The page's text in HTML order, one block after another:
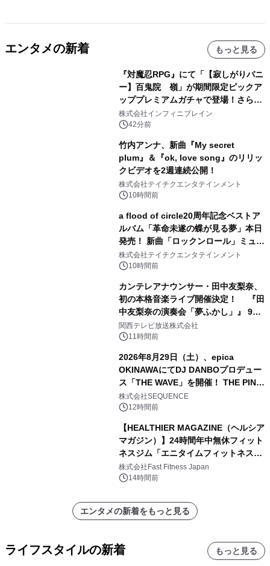
エンタメの新着 もっと見る
『対魔忍RPG』にて「【寂しがりバニ
ー】百鬼院 嶺」が期間限定ピックア
ッププレミアムガチャで登場！さらに
マップイベント「バニーとヨミハラク
ライシス」が開催！
株式会社インフィニブレイン
42分前
竹内アンナ、新曲『My secret
plum』＆『ok, love song』のリリッ
クビデオを2週連続公開！
株式会社テイチクエンタテインメント
10時間前
a flood of circle20周年記念ベストア
ルバム「革命未遂の蝶が見る夢」本日
発売！ 新曲「ロックンロール」ミュー
ジックビデオ公開
株式会社テイチクエンタテインメント
10時間前
カンテレアナウンサー・田中友梨奈、
初の本格音楽ライブ開催決定！ 『田
中友梨奈の演奏会「夢ふかし」』 9月
13日(日)に梅田Lateralにて開催
関西テレビ放送株式会社
11時間前
2026年8月29日（土）、epica
OKINAWAにてDJ DANBOプロデュー
ス「THE WAVE」を開催！ THE PINK
TOKYO所属のPINK DANCERS4名が
出演決定
株式会社SEQUENCE
12時間前
【HEALTHIER MAGAZINE（ヘルシア
マガジン）】24時間年中無休フィット
ネスジム「エニタイムフィットネス」
のウェブマガジン更新中！ ＜世界
6,000店舗目は、東京・西小山に。エ
を聞きました。＞
株式会社Fast Fitness Japan
14時間前
エンタメの新着をもっと見る
ライフスタイルの新着 もっと見る